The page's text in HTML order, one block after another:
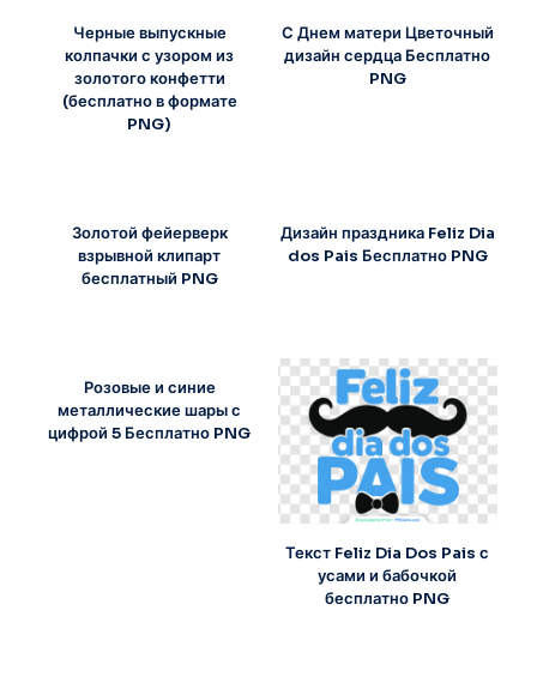
Черные выпускные
колпачки с узором из
золотого конфетти
(бесплатно в формате
PNG)
С Днем матери Цветочный
дизайн сердца Бесплатно
PNG
Золотой фейерверк
взрывной клипарт
бесплатный PNG
Дизайн праздника Feliz Dia
dos Pais Бесплатно PNG
Розовые и синие
металлические шары с
цифрой 5 Бесплатно PNG
Текст Feliz Dia Dos Pais с
усами и бабочкой
бесплатно PNG